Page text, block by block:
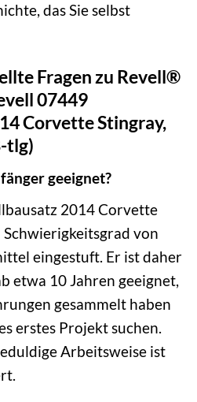
das Sie selbst
Fragen zu Revell®
07449
Corvette Stingray,
tlg)
geeignet?
2014 Corvette
von
eingestuft. Er ist daher
etwa 10 Jahren geeignet,
gesammelt haben
erstes Projekt suchen.
Arbeitsweise ist